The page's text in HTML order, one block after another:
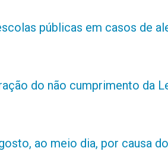
públicas em casos de
do não cumprimento da
ao meio dia, por causa